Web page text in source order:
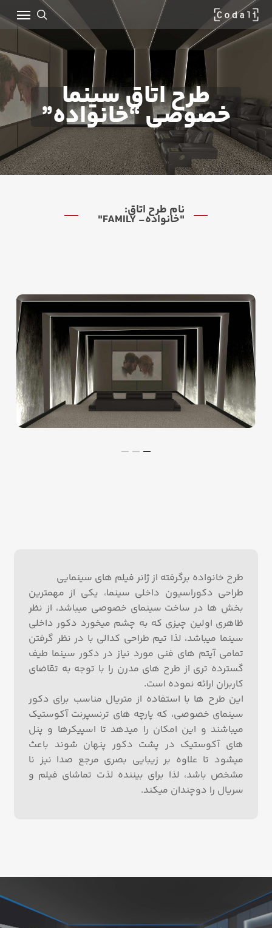
Skip
main
content
search
Menu
طرح اتاق سینما
خصوصی “خانواده”
نام طرح اتاق:
"خانواده- FAMILY"
طرح خانواده برگرفته از ژانر فیلم های سینمایی
طراحی دکوراسیون داخلی سینما، یکی از مهمترین
بخش ها در ساخت سینمای خصوصی میباشد، از نظر
ظاهری اولین چیزی که به چشم میخورد دکور داخلی
سینما میباشد، لذا تیم طراحی کدالی با در نظر گرفتن
تمامی آیتم های فنی مورد نیاز در دکور سینما طیف
گسترده تری از طرح های مدرن را با توجه به تقاضای
کاربران ارائه نموده است.
این طرح ها با استفاده از متریال مناسب برای دکور
سینمای خصوصی، که پارچه های ترنسپرنت آکوستیک
میباشند و این امکان را میدهد تا اسپیکرها و پنل
های آکوستیک در پشت دکور پنهان شوند باعث
میشود تا علاوه بر زیبایی بصری مرجع صدا نیز نا
مشخص باشد، لذا برای بیننده لذت تماشای فیلم و
سریال را دوچندان میکند.